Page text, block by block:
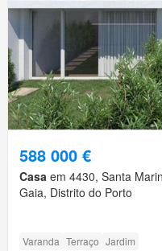
588 000 €
Casa em 4430, Santa
Gaia, Distrito do Porto
Varanda Terraço Jardim